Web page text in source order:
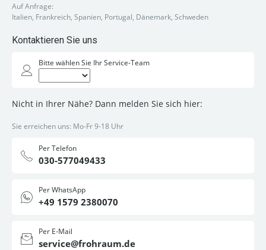
Auf Anfrage:
Italien, Frankreich, Spanien, Portugal, Dänemark, Schweden
Kontaktieren Sie uns
Bitte wählen Sie Ihr Service-Team
Nicht in Ihrer Nähe? Dann melden Sie sich hier:
Sie erreichen uns: Mo-Fr 9-18 Uhr
Per Telefon
030-577049433
Per WhatsApp
+49 1579 2380070
Per E-Mail
service@frohraum.de